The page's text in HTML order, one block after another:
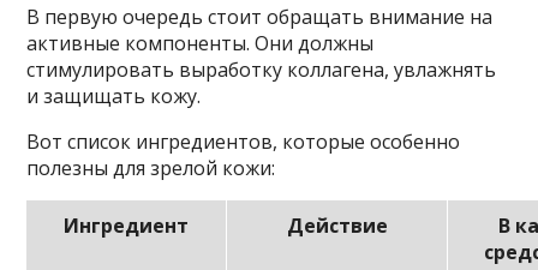
В первую очередь стоит обращать внимание на
активные компоненты. Они должны
стимулировать выработку коллагена, увлажнять
и защищать кожу.
Вот список ингредиентов, которые особенно
полезны для зрелой кожи:
Ингредиент Действие
В